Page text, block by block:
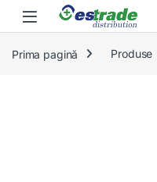
Skip to navigation
Skip to content
Prima pagină Produse